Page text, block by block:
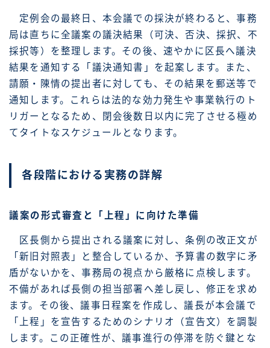
定例会の最終日、本会議での採決が終わると、事務
局は直ちに全議案の議決結果（可決、否決、採択、不
採択等）を整理します。その後、速やかに区長へ議決
結果を通知する「議決通知書」を起案します。また、
請願・陳情の提出者に対しても、その結果を郵送等で
通知します。これらは法的な効力発生や事業執行のト
リガーとなるため、閉会後数日以内に完了させる極め
てタイトなスケジュールとなります。
各段階における実務の詳解
議案の形式審査と「上程」に向けた準備
区長側から提出される議案に対し、条例の改正文が
「新旧対照表」と整合しているか、予算書の数字に矛
盾がないかを、事務局の視点から厳格に点検します。
不備があれば長側の担当部署へ差し戻し、修正を求め
ます。その後、議事日程案を作成し、議長が本会議で
「上程」を宣告するためのシナリオ（宣告文）を調製
します。この正確性が、議事進行の停滞を防ぐ鍵とな